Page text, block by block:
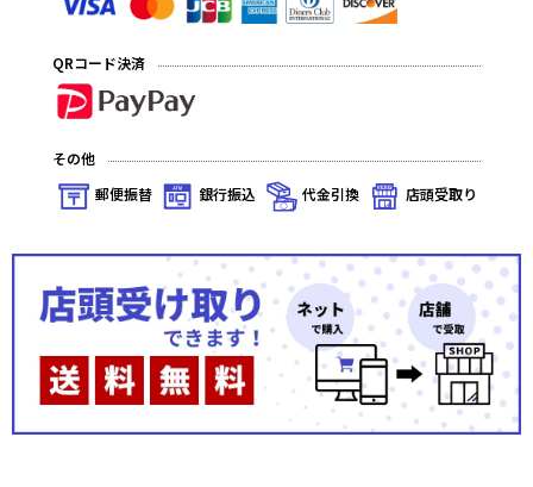
QRコード決済
その他
郵便振替
銀行振込 代金引換 店頭受取り